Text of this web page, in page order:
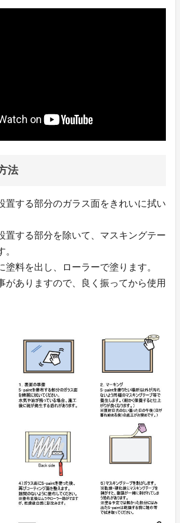
法
置する部分のガラス面をきれいに拭い
置する部分を除いて、マスキングテー
塗料を出し、ローラーで塗ります。
がありますので、良く振ってから使用